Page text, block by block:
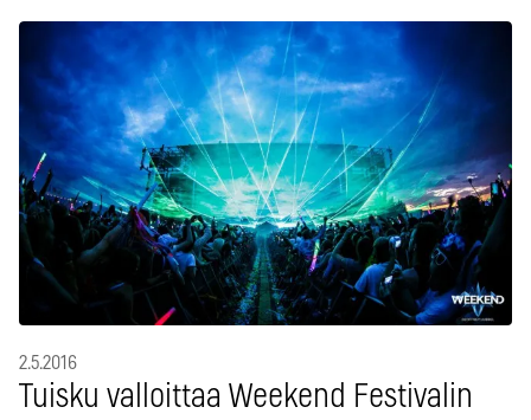
2.5.2016
Tuisku valloittaa Weekend Festivalin